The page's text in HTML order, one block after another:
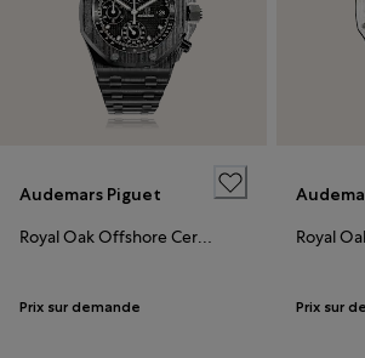
Audemars Piguet
Royal Oak Offshore Certified Pre-Owned
Prix sur demande Prix sur